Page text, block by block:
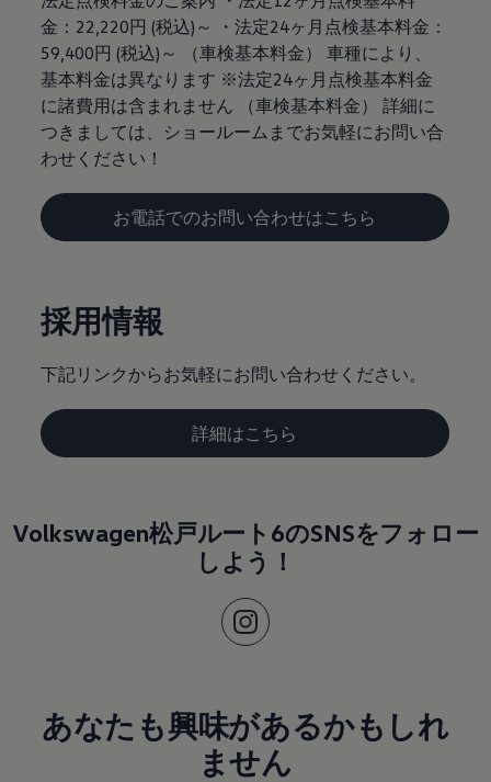
金：22,220円 (税込)～ ・法定24ヶ月点検基本料金：
59,400円 (税込)～ （車検基本料金） 車種により、
基本料金は異なります ※法定24ヶ月点検基本料金
に諸費用は含まれません （車検基本料金） 詳細に
つきましては、ショールームまでお気軽にお問い合
わせください！
お電話でのお問い合わせはこちら
採用情報
下記リンクからお気軽にお問い合わせください。
詳細はこちら
Volkswagen松戸ルート6のSNSをフォロー
しよう！
あなたも興味があるかもしれ
ません